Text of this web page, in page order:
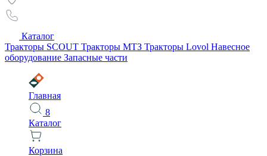
Каталог
Тракторы SCOUT Тракторы МТЗ Тракторы Lovol Навесное
оборудование Запасные части
Главная
8
Каталог
Корзина